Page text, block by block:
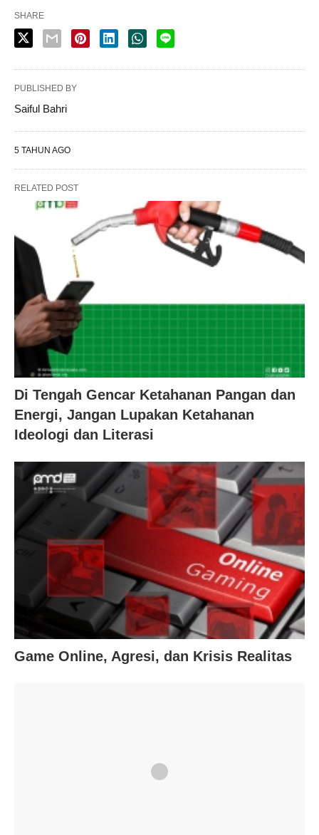
SHARE
PUBLISHED BY
Saiful Bahri
5 TAHUN AGO
RELATED POST
Di Tengah Gencar Ketahanan Pangan dan
Energi, Jangan Lupakan Ketahanan
Ideologi dan Literasi
Game Online, Agresi, dan Krisis Realitas